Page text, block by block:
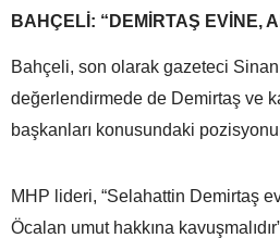
BAHÇELİ: “DEMİRTAŞ EVİNE,
Bahçeli, son olarak gazeteci Sinan
değerlendirmede de Demirtaş ve
başkanları konusundaki
MHP lideri, “Selahattin Demirtaş
Öcalan umut hakkına